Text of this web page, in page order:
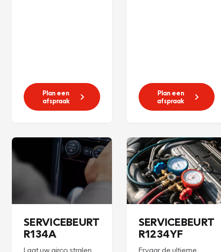
Plan een
afspraak
Plan een
afspraak